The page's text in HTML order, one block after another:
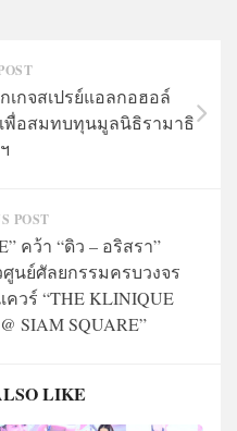
เกจสเปรย์แอลกอฮอล์
พื่อสมทบทุนมูลนิธิรามาธิ
POST
คว้า “ดิว – อริสรา”
นย์ศัลยกรรมครบวงจร
วร์ “THE KLINIQUE
SIAM SQUARE”
LIKE